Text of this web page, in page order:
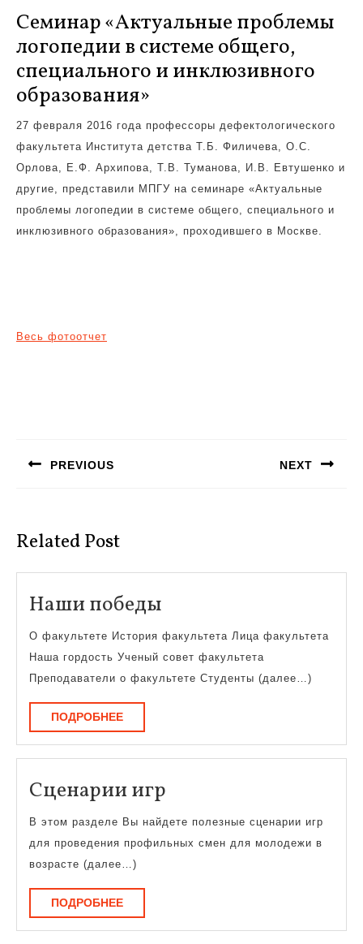
Семинар «Актуальные проблемы
логопедии в системе общего,
специального и инклюзивного
образования»
27 февраля 2016 года профессоры дефектологического
факультета Института детства Т.Б. Филичева, О.С.
Орлова, Е.Ф. Архипова, Т.В. Туманова, И.В. Евтушенко и
другие, представили МПГУ на семинаре «Актуальные
проблемы логопедии в системе общего, специального и
инклюзивного образования», проходившего в Москве.
Весь фотоотчет
записям
PREVIOUS NEXT
Related Post
Наши победы
победы
О факультете История факультета Лица факультета
Наша гордость Ученый совет факультета
Преподаватели о факультете Студенты (далее…)
ПОДРОБНЕЕПОДРОБНЕЕ
Сценарии игр
игр
В этом разделе Вы найдете полезные сценарии игр
для проведения профильных смен для молодежи в
возрасте (далее…)
ПОДРОБНЕЕПОДРОБНЕЕ